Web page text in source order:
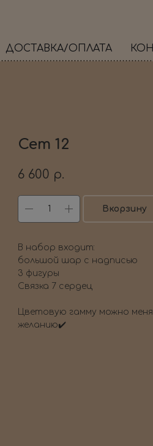
ДОСТАВКА/ОПЛАТА
Сет 12
6 600 р.
Вкорзину
В набор входит:
большой шар с надписью
3 фигуры
Связка 7 сердец
Цветовую гамму можно
желанию✔️